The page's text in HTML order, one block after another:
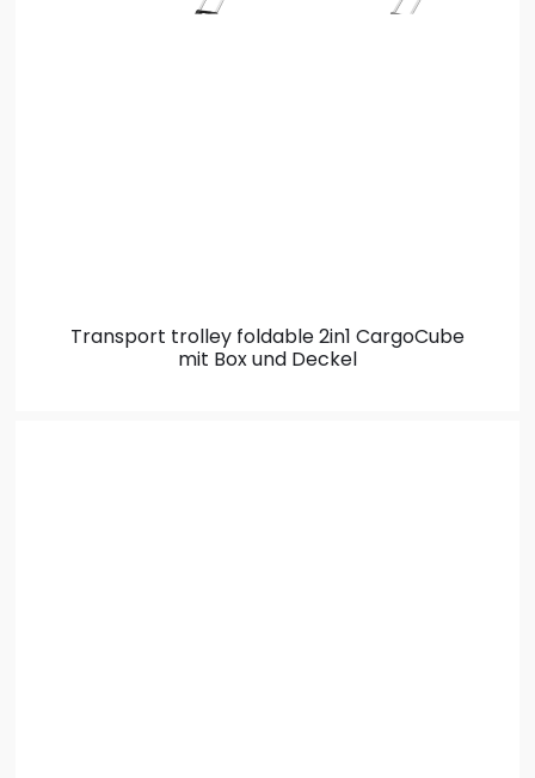
Transport trolley foldable 2in1 CargoCube
mit Box und Deckel